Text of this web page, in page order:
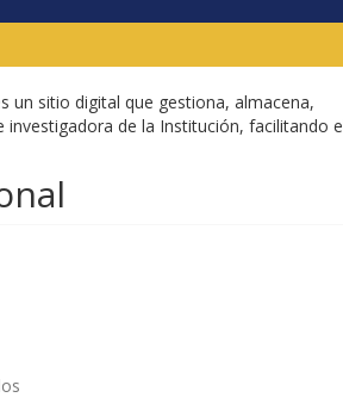
un sitio digital que gestiona, almacena,
de la Institución, facilitando